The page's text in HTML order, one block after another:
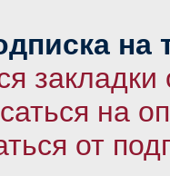
на
закладки
на
от